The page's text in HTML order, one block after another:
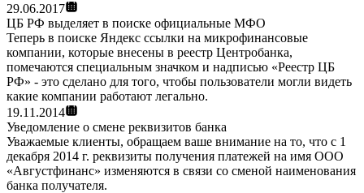
29.06.2017
ЦБ РФ выделяет в поиске официальные МФО
Теперь в поиске Яндекс ссылки на микрофинансовые
компании, которые внесены в реестр Центробанка,
помечаются специальным значком и надписью «Реестр ЦБ
РФ» - это сделано для того, чтобы пользователи могли видеть
какие компании работают легально.
19.11.2014
Уведомление о смене реквизитов банка
Уважаемые клиенты, обращаем ваше внимание на то, что с 1
декабря 2014 г. реквизиты получения платежей на имя ООО
«Августфинанс» изменяются в связи со сменой наименования
банка получателя.